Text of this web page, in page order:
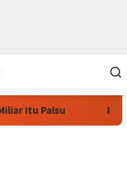
Pulang dari